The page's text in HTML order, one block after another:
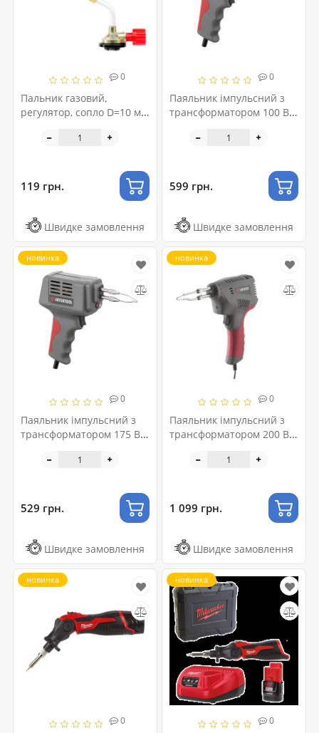
0
Пальник газовий,
регулятор, сопло D=10 мм
119 грн.
Швидке замовлення
0
Паяльник імпульсний з
трансформатором 100 Вт,
599 грн.
Швидке замовлення
0
Паяльник імпульсний з
трансформатором 175 Вт,
новинка
529 грн.
Швидке замовлення
0
Паяльник імпульсний з
трансформатором 200 Вт,
комплектом насадок
новинка
1 099 грн.
Швидке замовлення
0
новинка
0
новинка